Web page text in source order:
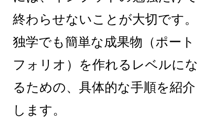
終わらせないことが大切です。
独学でも簡単な成果物（ポート
フォリオ）を作れるレベルにな
るための、具体的な手順を紹介
します。